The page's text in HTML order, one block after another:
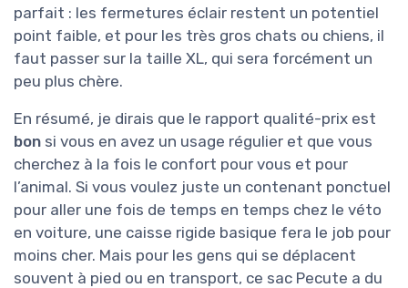
parfait : les fermetures éclair restent un potentiel
point faible, et pour les très gros chats ou chiens, il
faut passer sur la taille XL, qui sera forcément un
peu plus chère.
En résumé, je dirais que le rapport qualité-prix est
bon si vous en avez un usage régulier et que vous
cherchez à la fois le confort pour vous et pour
l’animal. Si vous voulez juste un contenant ponctuel
pour aller une fois de temps en temps chez le véto
en voiture, une caisse rigide basique fera le job pour
moins cher. Mais pour les gens qui se déplacent
souvent à pied ou en transport, ce sac Pecute a du